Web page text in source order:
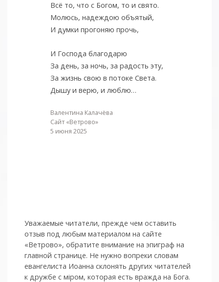
Всë то, что с Богом, то и свято.
Молюсь, надеждою объятый,
И думки прогоняю прочь,
И Господа благодарю
За день, за ночь, за радость эту,
За жизнь свою в потоке Света.
Дышу и верю, и люблю…
Валентина Калачёва
Сайт «Ветрово»
5 июня 2025
Уважаемые читатели, прежде чем оставить
отзыв под любым материалом на сайте
«Ветрово», обратите внимание на эпиграф на
главной странице. Не нужно вопреки словам
евангелиста Иоанна склонять других читателей
к дружбе с мiром, которая есть вражда на Бога.